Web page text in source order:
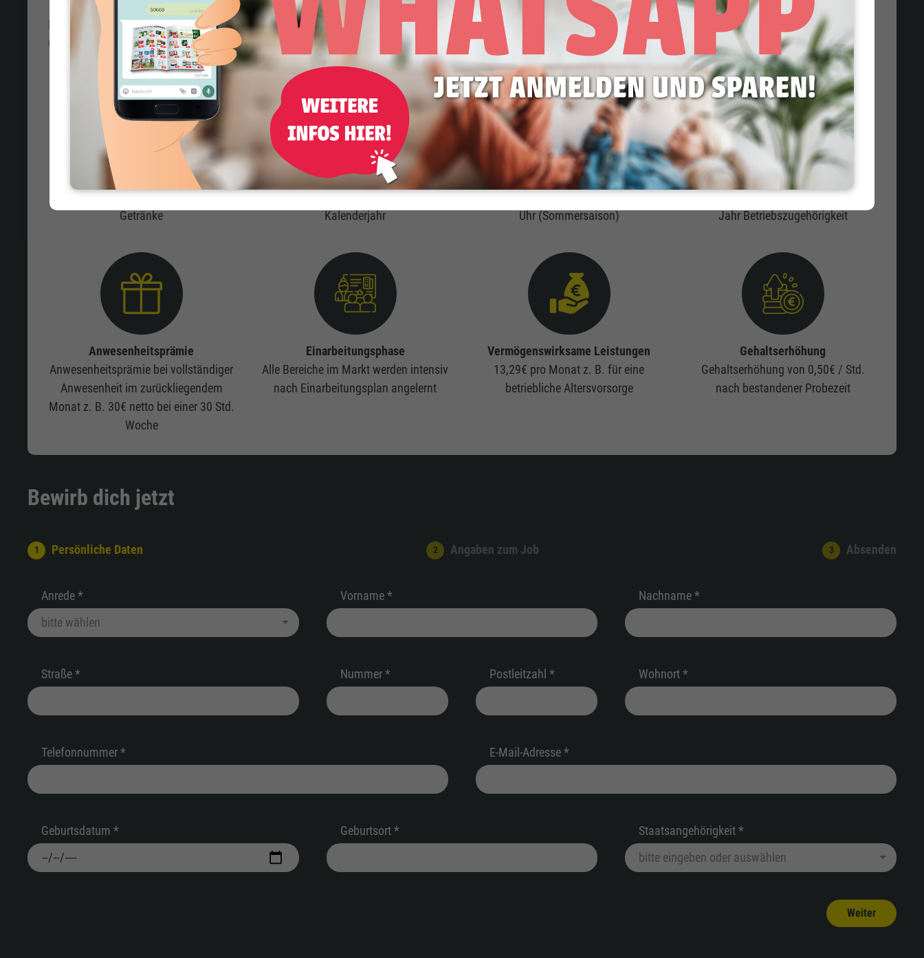
Egal ob im Verkauf oder als Marktleitung: Bei Getränkeland bekommst du mehr als nur einen Job. Wir
unterstützen dich mit starken Benefits – für deinen Alltag, deine Zukunft und dein Wohlbefinden.
Personalrabatt
Erfrischende 20% Personalrabatt auf
Getränke
Urlaub
Mindestens 31 Urlaubstage im
Kalenderjahr
Arbeitszeit
6-Tage-Woche, Werktags bis max. 20
Uhr (Sommersaison)
Betriebliche Krankenversicherung
300€ netto im Kalenderjahr ab einem
Jahr Betriebszugehörigkeit
Anwesenheitsprämie
Anwesenheitsprämie bei vollständiger
Anwesenheit im zurückliegendem
Monat z. B. 30€ netto bei einer 30 Std.
Woche
Einarbeitungsphase
Alle Bereiche im Markt werden intensiv
nach Einarbeitungsplan angelernt
Vermögenswirksame Leistungen
13,29€ pro Monat z. B. für eine
betriebliche Altersvorsorge
Gehaltserhöhung
Gehaltserhöhung von 0,50€ / Std.
nach bestandener Probezeit
Bewirb dich jetzt
Persönliche Daten Angaben zum Job Absenden
Anrede * Vorname * Nachname *
Straße * Nummer * Postleitzahl * Wohnort *
Telefonnummer * E-Mail-Adresse *
Geburtsdatum * Geburtsort * Staatsangehörigkeit *
Weiter